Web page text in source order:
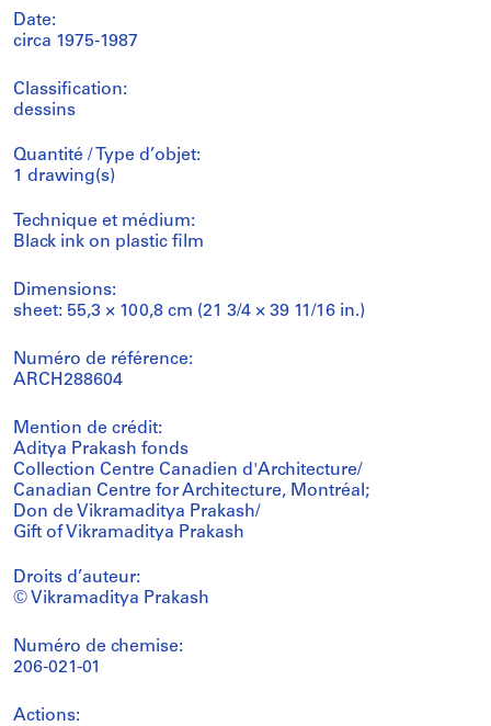
Date:
circa 1975-1987
Classification:
dessins
Quantité / Type d’objet:
1 drawing(s)
Technique et médium:
Black ink on plastic film
Dimensions:
sheet: 55,3 × 100,8 cm (21 3/4 × 39 11/16 in.)
Numéro de référence:
ARCH288604
Mention de crédit:
Aditya Prakash fonds
Collection Centre Canadien d'Architecture/
Canadian Centre for Architecture, Montréal;
Don de Vikramaditya Prakash/
Gift of Vikramaditya Prakash
Droits d’auteur:
© Vikramaditya Prakash
Numéro de chemise:
206-021-01
Actions: